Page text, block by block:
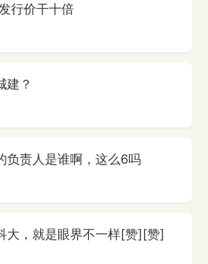
行价干十倍
建？
负责人是谁啊，这么6吗
大，就是眼界不一样[赞][赞]